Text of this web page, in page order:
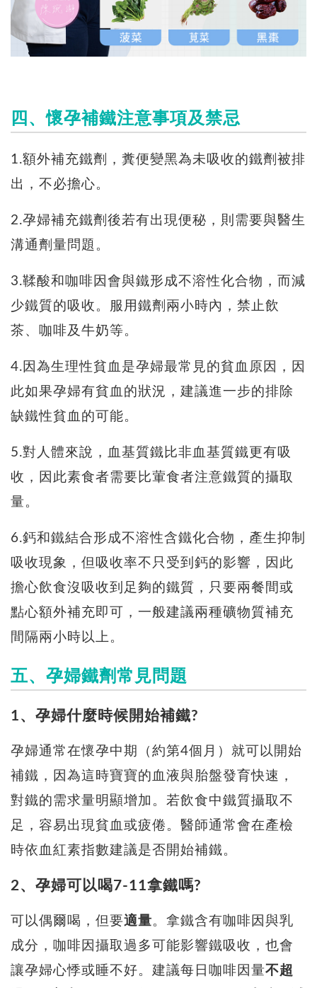
四、懷孕補鐵注意事項及禁忌
1.額外補充鐵劑，糞便變黑為未吸收的鐵劑被排
出，不必擔心。
2.孕婦補充鐵劑後若有出現便秘，則需要與醫生
溝通劑量問題。
3.鞣酸和咖啡因會與鐵形成不溶性化合物，而減
少鐵質的吸收。服用鐵劑兩小時內，禁止飲
茶、咖啡及牛奶等。
4.因為生理性貧血是孕婦最常見的貧血原因，因
此如果孕婦有貧血的狀況，建議進一步的排除
缺鐵性貧血的可能。
5.對人體來說，血基質鐵比非血基質鐵更有吸
收，因此素食者需要比葷食者注意鐵質的攝取
量。
6.鈣和鐵結合形成不溶性含鐵化合物，產生抑制
吸收現象，但吸收率不只受到鈣的影響，因此
擔心飲食沒吸收到足夠的鐵質，只要兩餐間或
點心額外補充即可，一般建議兩種礦物質補充
間隔兩小時以上。
五、孕婦鐵劑常見問題
1、孕婦什麼時候開始補鐵?
孕婦通常在懷孕中期（約第4個月）就可以開始
補鐵，因為這時寶寶的血液與胎盤發育快速，
對鐵的需求量明顯增加。若飲食中鐵質攝取不
足，容易出現貧血或疲倦。醫師通常會在產檢
時依血紅素指數建議是否開始補鐵。
2、孕婦可以喝7-11拿鐵嗎?
可以偶爾喝，但要適量。拿鐵含有咖啡因與乳
成分，咖啡因攝取過多可能影響鐵吸收，也會
讓孕婦心悸或睡不好。建議每日咖啡因量不超